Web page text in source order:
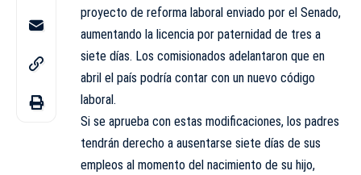
proyecto de reforma laboral enviado por el Senado,
aumentando la licencia por paternidad de tres a
siete días. Los comisionados adelantaron que en
abril el país podría contar con un nuevo código
laboral.
Si se aprueba con estas modificaciones, los padres
tendrán derecho a ausentarse siete días de sus
empleos al momento del nacimiento de su hijo,